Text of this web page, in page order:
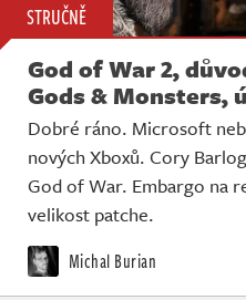
STRUČNĚ
God of War 2,
Gods & Monsters,
Dobré ráno. Microsoft
nových Xboxů. Cory
God of War. Embargo na
velikost patche.
Michal Burian